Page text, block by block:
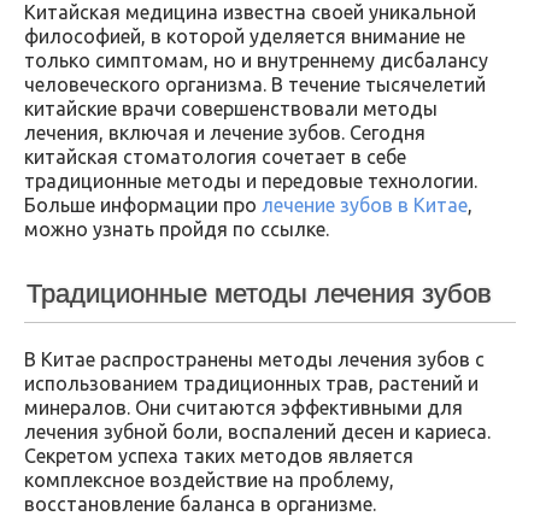
Китайская медицина известна своей уникальной
философией, в которой уделяется внимание не
только симптомам, но и внутреннему дисбалансу
человеческого организма. В течение тысячелетий
китайские врачи совершенствовали методы
лечения, включая и лечение зубов. Сегодня
китайская стоматология сочетает в себе
традиционные методы и передовые технологии.
Больше информации про лечение зубов в Китае,
можно узнать пройдя по ссылке.
Традиционные методы лечения зубов
В Китае распространены методы лечения зубов с
использованием традиционных трав, растений и
минералов. Они считаются эффективными для
лечения зубной боли, воспалений десен и кариеса.
Секретом успеха таких методов является
комплексное воздействие на проблему,
восстановление баланса в организме.